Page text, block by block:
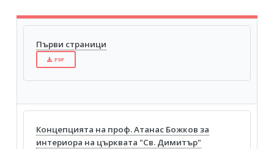
Първи страници
PDF
Концепцията на проф. Атанас Божков за
интериора на църквата "Св. Димитър"